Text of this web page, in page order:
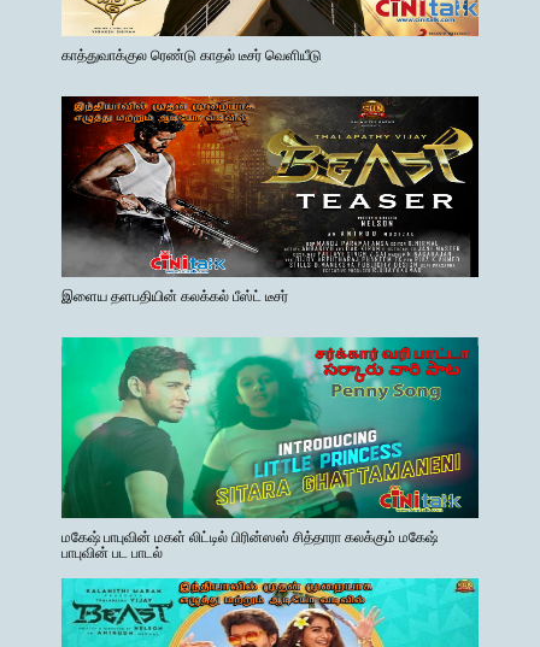
காத்துவாக்குல ரெண்டு காதல் டீசர் வெளியீடு
இளைய தளபதியின் கலக்கல் பீஸ்ட் டீசர்
மகேஷ் பாபுவின் மகள் லிட்டில் பிரின்ஸஸ் சித்தாரா கலக்கும் மகேஷ்
பாபுவின் பட பாடல்